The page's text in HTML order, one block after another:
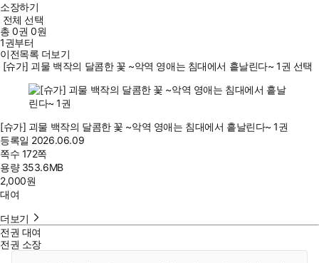
소장하기
전체 선택
총0권 0원
1권부터
이전목록 더보기
[슈가] 괴물 백작의 달콤한 꽃 ~악역 영애는 침대에서 흩날린다~ 1권 선택
[슈가] 괴물 백작의 달콤한 꽃 ~악역 영애는 침대에서 흩날린다~ 1권
등록일 2026.06.09
쪽수 172쪽
용량 353.6MB
2,000원
대여
더보기
전권 대여
전권 소장